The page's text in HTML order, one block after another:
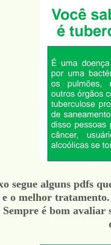
segue alguns pdfs
e o melhor
é bom avaliar